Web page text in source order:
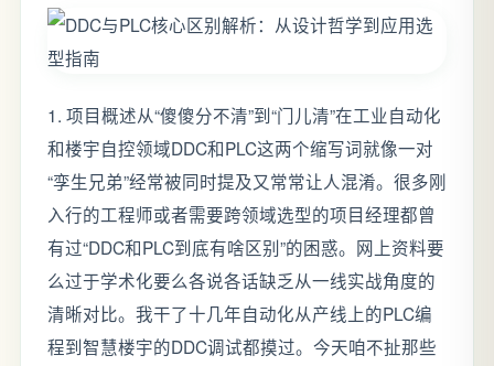
1. 项目概述从“傻傻分不清”到“门儿清”在工业自动化
和楼宇自控领域DDC和PLC这两个缩写词就像一对
“孪生兄弟”经常被同时提及又常常让人混淆。很多刚
入行的工程师或者需要跨领域选型的项目经理都曾
有过“DDC和PLC到底有啥区别”的困惑。网上资料要
么过于学术化要么各说各话缺乏从一线实战角度的
清晰对比。我干了十几年自动化从产线上的PLC编
程到智慧楼宇的DDC调试都摸过。今天咱不扯那些